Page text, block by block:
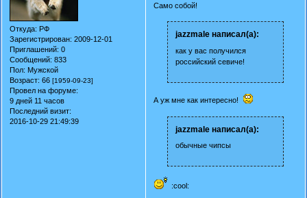
Откуда: РФ
Зарегистрирован: 2009-12-01
Приглашений: 0
Сообщений: 833
Пол: Мужской
Возраст: 66[1959-09-23]
Провел на форуме:
9 дней 11 часов
Последний визит:
2016-10-29 21:49:39
Само собой!
jazzmale написал(а):
как у вас получился
российский севиче!
А уж мне как интересно!
jazzmale написал(а):
обычные чипсы
:cool: